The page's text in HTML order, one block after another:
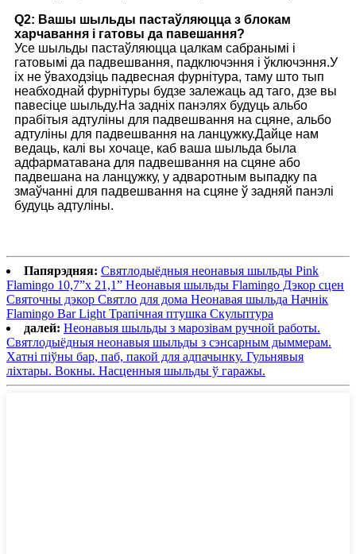
Q2: Вашы шыльды пастаўляюцца з блокам
харчавання і гатовы да павешання?
Усе шыльды пастаўляюцца цалкам сабранымі і
гатовымі да падвешвання, падключэння і ўключэння.У
іх не ўваходзіць падвесная фурнітура, таму што тып
неабходнай фурнітуры будзе залежаць ад таго, дзе вы
павесіце шыльду.На задніх панэлях будуць альбо
прабітыя адтуліны для падвешвання на сцяне, альбо
адтуліны для падвешвання на ланцужку.Дайце нам
ведаць, калі вы хочаце, каб ваша шыльда была
адфарматавана для падвешвання на сцяне або
падвешана на ланцужку, у адваротным выпадку па
змаўчанні для падвешвання на сцяне ў задняй панэлі
будуць адтуліны.
Папярэдняя: Святлодыёдныя неонавыя шыльды Pink
Flamingo 10,7”x 21,1” Неонавыя шыльды Flamingo Дэкор сцен
Святочны дэкор Святло для дома Неонавая шыльда Начнік
Flamingo Bar Light Трапічная птушка Скульптура
далей: Неонавыя шыльды з марозівам ручной работы.
Святлодыёдныя неонавыя шыльды з сэнсарным дыммерам.
Хатні піўны бар, паб, пакой для адпачынку. Гульнявыя
ліхтары. Вокны. Насценныя шыльды ў гаражы.